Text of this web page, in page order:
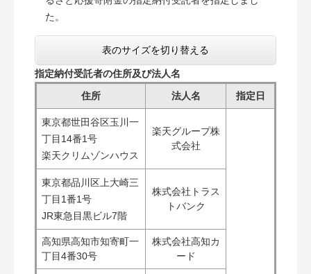
た。
表のサイズを切り替える
指定納付受託者の住所及び法人名
住所
法人名 指定日
東京都世田谷区玉川一
丁目14番1号
楽天クリムゾンハウス
楽天グループ株
式会社
東京都品川区上大崎三
丁目1番1号
JR東急目黒ビル7階
株式会社トラス
トバンク
高知県高知市知寄町一
丁目4番30号
株式会社高知カ
ード